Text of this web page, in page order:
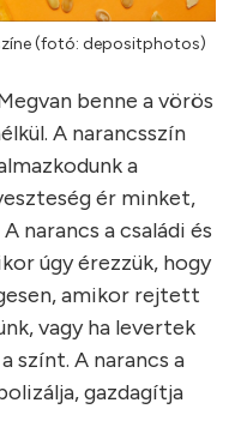
(fotó: depositphotos)
benne a vörös
A narancsszín
a
ér minket,
narancs a családi és
úgy érezzük, hogy
amikor rejtett
vagy ha levertek
színt. A narancs a
gazdagítja